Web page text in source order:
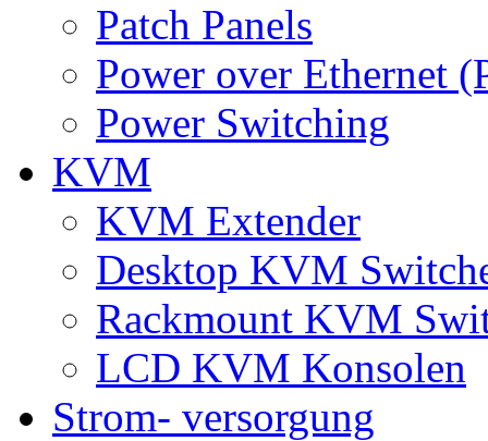
Patch Panels
Power over Ethernet
Power Switching
KVM
KVM Extender
Desktop KVM
Rackmount KVM
LCD KVM Konsolen
Strom- versorgung